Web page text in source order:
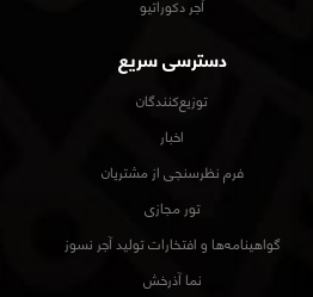
آجر دکوراتیو
دسترسی سریع
توزیع‌کنندگان
اخبار
فرم نظرسنجی از مشتریان
تور مجازی
گواهینامه‌ها و افتخارات تولید آجر نسوز
نما آذرخش